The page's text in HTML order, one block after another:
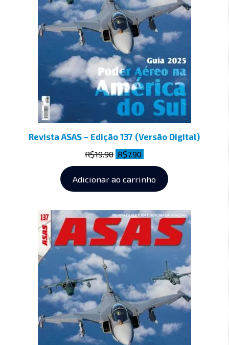
Revista ASAS – Edição 137 (Versão Digital)
R$19.90 R$7.90
Adicionar ao carrinho